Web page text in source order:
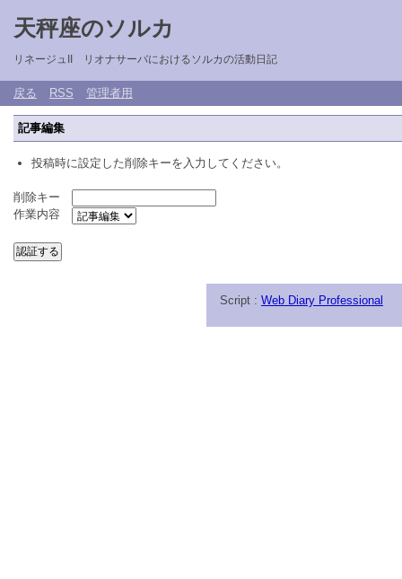
天秤座のソルカ
リネージュII リオナサーバにおけるソルカの活動日記
戻る RSS 管理者用
記事編集
投稿時に設定した削除キーを入力してください。
削除キー
作業内容
Script : Web Diary Professional